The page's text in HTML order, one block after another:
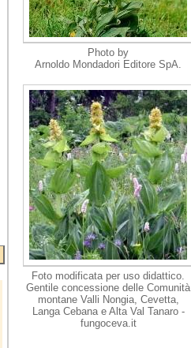
Photo by
Arnoldo Mondadori Editore SpA.
Foto modificata per uso didattico.
Gentile concessione delle Comunità
montane Valli Nongia, Cevetta,
Langa Cebana e Alta Val Tanaro -
fungoceva.it